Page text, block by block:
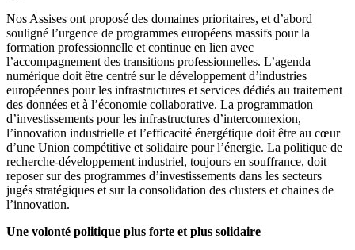
Nos Assises ont proposé des domaines prioritaires, et d’abord
souligné l’urgence de programmes européens massifs pour la
formation professionnelle et continue en lien avec
l’accompagnement des transitions professionnelles. L’agenda
numérique doit être centré sur le développement d’industries
européennes pour les infrastructures et services dédiés au traitement
des données et à l’économie collaborative. La programmation
d’investissements pour les infrastructures d’interconnexion,
l’innovation industrielle et l’efficacité énergétique doit être au cœur
d’une Union compétitive et solidaire pour l’énergie. La politique de
recherche-développement industriel, toujours en souffrance, doit
reposer sur des programmes d’investissements dans les secteurs
jugés stratégiques et sur la consolidation des clusters et chaines de
l’innovation.
Une volonté politique plus forte et plus solidaire